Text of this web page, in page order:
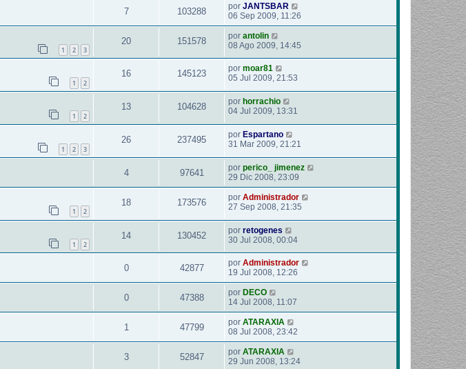
7 103288 por JANTSBAR
06 Sep 2009, 11:26
1 2 3
20 151578 por antolin
08 Ago 2009, 14:45
1 2
16 145123 por moar81
05 Jul 2009, 21:53
1 2
13 104628 por horrachio
04 Jul 2009, 13:31
1 2 3
26 237495 por Espartano
31 Mar 2009, 21:21
4 97641 por perico_ jimenez
29 Dic 2008, 23:09
1 2
18 173576 por Administrador
27 Sep 2008, 21:35
1 2
14 130452 por retogenes
30 Jul 2008, 00:04
0 42877 por Administrador
19 Jul 2008, 12:26
0 47388 por DECO
14 Jul 2008, 11:07
1 47799 por ATARAXIA
08 Jul 2008, 23:42
3 52847 por ATARAXIA
29 Jun 2008, 13:24